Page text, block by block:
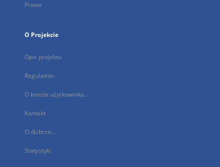
Prawa
O Projekcie
Opis projektu
Regulamin
O koncie użytkownika...
Kontakt
O dLibrze...
Statystyki